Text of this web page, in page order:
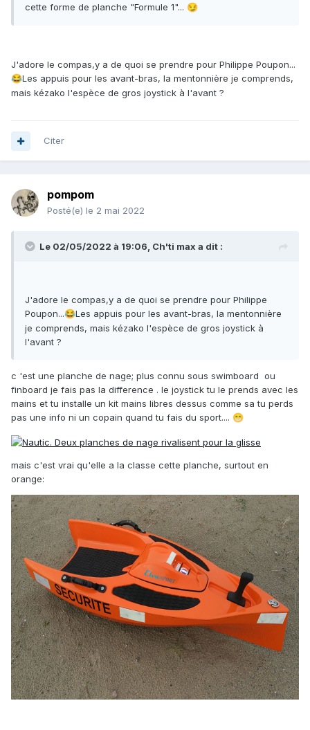
cette forme de planche "Formule 1"... 😏
J'adore le compas,y a de quoi se prendre pour Philippe Poupon...
😂Les appuis pour les avant-bras, la mentonnière je comprends,
mais kézako l'espèce de gros joystick à l'avant ?
Citer
pompom
Posté(e) le 2 mai 2022
Le 02/05/2022 à 19:06, Ch'ti max a dit :
J'adore le compas,y a de quoi se prendre pour Philippe
Poupon...😂Les appuis pour les avant-bras, la mentonnière
je comprends, mais kézako l'espèce de gros joystick à
l'avant ?
c 'est une planche de nage; plus connu sous swimboard ou
finboard je fais pas la difference . le joystick tu le prends avec les
mains et tu installe un kit mains libres dessus comme sa tu perds
pas une info ni un copain quand tu fais du sport.... 😁
mais c'est vrai qu'elle a la classe cette planche, surtout en
orange: